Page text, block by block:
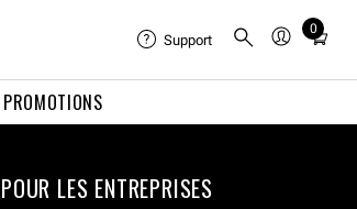
PROMOTIONS
Support
0
Total
cart:
POUR LES ENTREPRISES